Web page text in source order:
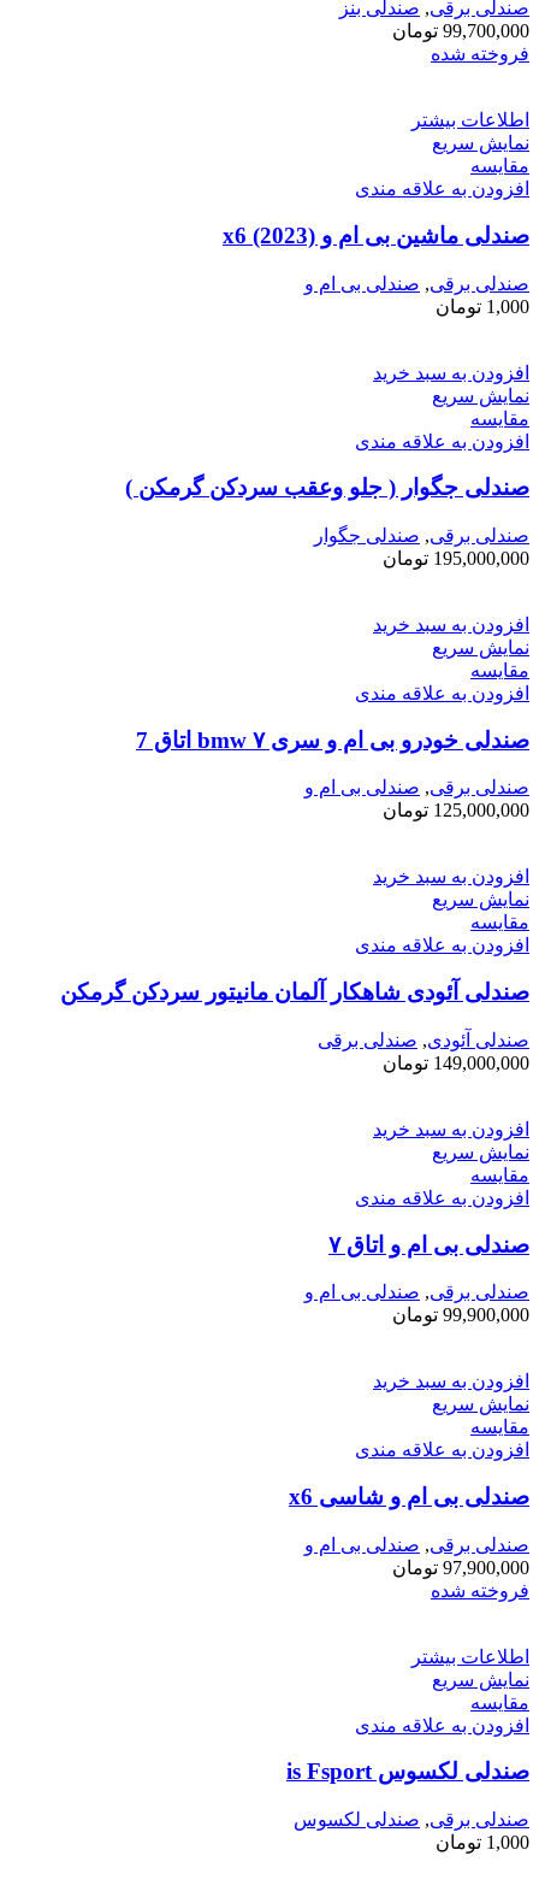
صندلی برقی, صندلی بنز
99,700,000 تومان
فروخته شده
اطلاعات بیشتر
نمایش سریع
مقايسه
افزودن به علاقه مندی
صندلی ماشین بی ام و x6 (2023)
صندلی برقی, صندلی بی ام و
1,000 تومان
افزودن به سبد خرید
نمایش سریع
مقايسه
افزودن به علاقه مندی
صندلی جگوار ( جلو وعقب سردکن گرمکن )
صندلی برقی, صندلی جگوار
195,000,000 تومان
افزودن به سبد خرید
نمایش سریع
مقايسه
افزودن به علاقه مندی
صندلی خودرو بی ام و سری ۷ bmw اتاق ‌7
صندلی برقی, صندلی بی ام و
125,000,000 تومان
افزودن به سبد خرید
نمایش سریع
مقايسه
افزودن به علاقه مندی
صندلی آئودی شاهکار آلمان مانیتور سردکن گرمکن
صندلی آئودی, صندلی برقی
149,000,000 تومان
افزودن به سبد خرید
نمایش سریع
مقايسه
افزودن به علاقه مندی
صندلی بی ام و اتاق ۷
صندلی برقی, صندلی بی ام و
99,900,000 تومان
افزودن به سبد خرید
نمایش سریع
مقايسه
افزودن به علاقه مندی
صندلی بی ام و شاسی x6
صندلی برقی, صندلی بی ام و
97,900,000 تومان
فروخته شده
اطلاعات بیشتر
نمایش سریع
مقايسه
افزودن به علاقه مندی
صندلی لکسوس is Fsport
صندلی برقی, صندلی لکسوس
1,000 تومان